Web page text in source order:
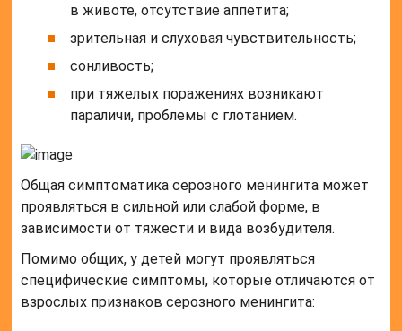
в животе, отсутствие аппетита;
зрительная и слуховая чувствительность;
сонливость;
при тяжелых поражениях возникают
параличи, проблемы с глотанием.
Общая симптоматика серозного менингита может
проявляться в сильной или слабой форме, в
зависимости от тяжести и вида возбудителя.
Помимо общих, у детей могут проявляться
специфические симптомы, которые отличаются от
взрослых признаков серозного менингита: